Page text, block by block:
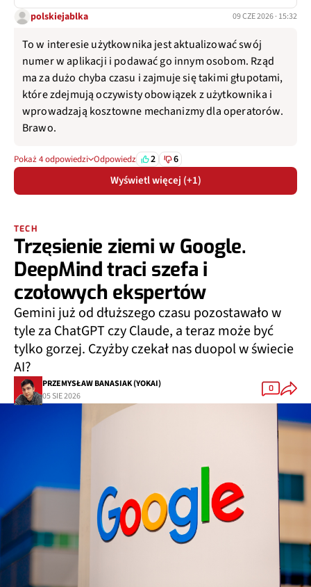
polskiejablka 09 CZE 2026 · 15:32
To w interesie użytkownika jest aktualizować swój
numer w aplikacji i podawać go innym osobom. Rząd
ma za dużo chyba czasu i zajmuje się takimi głupotami,
które zdejmują oczywisty obowiązek z użytkownika i
wprowadzają kosztowne mechanizmy dla operatorów.
Brawo.
Pokaż 4 odpowiedzi Odpowiedz 2 6
Wyświetl więcej (+1)
TECH
Trzęsienie ziemi w Google.
DeepMind traci szefa i
czołowych ekspertów
Gemini już od dłuższego czasu pozostawało w
tyle za ChatGPT czy Claude, a teraz może być
tylko gorzej. Czyżby czekał nas duopol w świecie
AI?
PRZEMYSŁAW BANASIAK (YOKAI)
05 SIE 2026
0